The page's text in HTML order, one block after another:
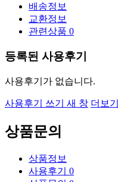
배송정보
교환정보
관련상품 0
등록된 사용후기
사용후기가 없습니다.
사용후기 쓰기 새 창 더보기
상품문의
상품정보
사용후기 0